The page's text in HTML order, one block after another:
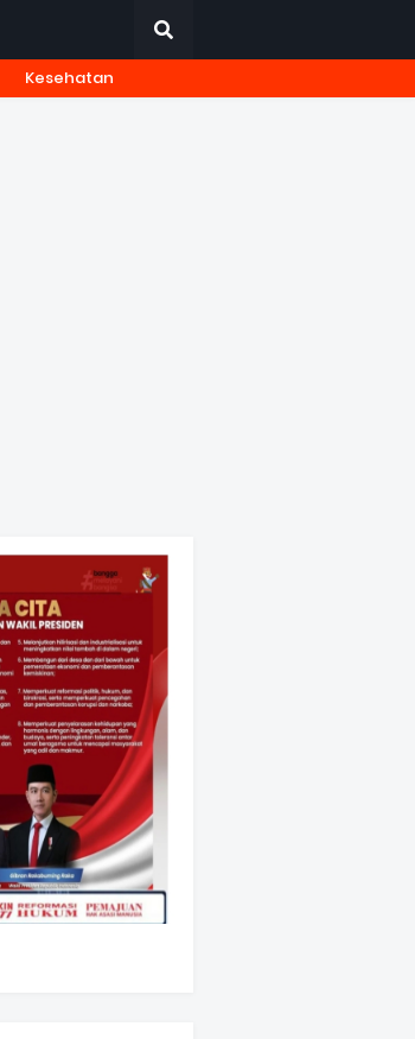
Kesehatan